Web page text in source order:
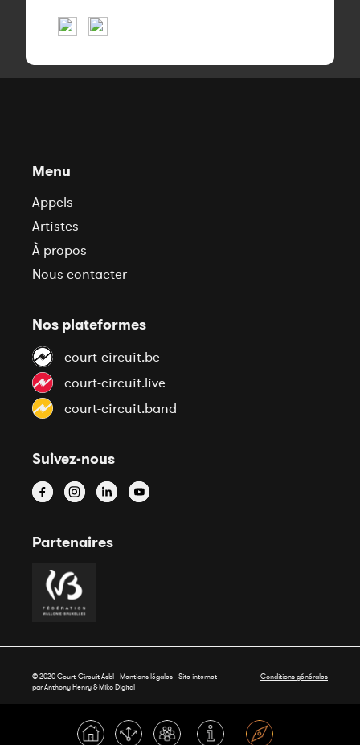
Menu
Appels
Artistes
À propos
Nous contacter
Nos plateformes
court-circuit.be
court-circuit.live
court-circuit.band
Suivez-nous
Partenaires
© 2020 Court-Circuit Asbl - Mentions légales - Site internet
par Anthony Henry &Miko Digital
Conditions générales